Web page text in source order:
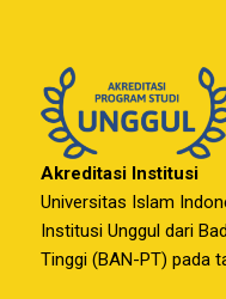
Akreditasi Institusi
Universitas Islam
Institusi Unggul dari
Tinggi (BAN-PT) pada